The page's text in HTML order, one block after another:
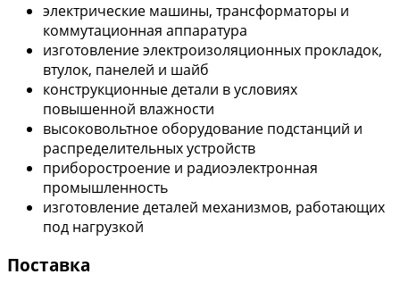
электрические машины, трансформаторы и
коммутационная аппаратура
изготовление электроизоляционных прокладок,
втулок, панелей и шайб
конструкционные детали в условиях
повышенной влажности
высоковольтное оборудование подстанций и
распределительных устройств
приборостроение и радиоэлектронная
промышленность
изготовление деталей механизмов, работающих
под нагрузкой
Поставка